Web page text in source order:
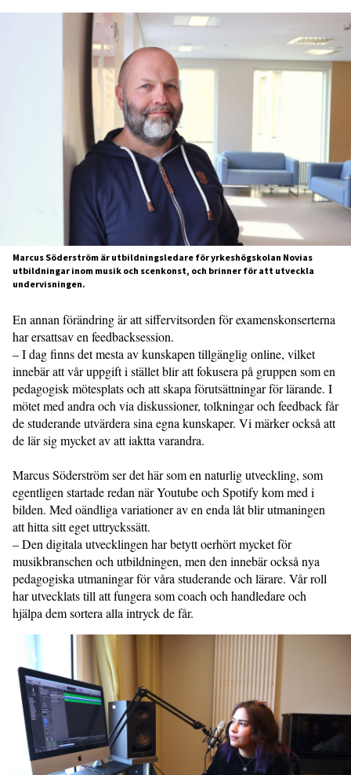
Marcus Söderström är utbildningsledare för yrkeshögskolan Novias
utbildningar inom musik och scenkonst, och brinner för att utveckla
undervisningen.
En annan förändring är att siffervitsorden för examenskonserterna
har ersattsav en feedbacksession.
– I dag finns det mesta av kunskapen tillgänglig online, vilket
innebär att vår uppgift i stället blir att fokusera på gruppen som en
pedagogisk mötesplats och att skapa förutsättningar för lärande. I
mötet med andra och via diskussioner, tolkningar och feedback får
de studerande utvärdera sina egna kunskaper. Vi märker också att
de lär sig mycket av att iaktta varandra.
Marcus Söderström ser det här som en naturlig utveckling, som
egentligen startade redan när Youtube och Spotify kom med i
bilden. Med oändliga variationer av en enda låt blir utmaningen
att hitta sitt eget uttryckssätt.
– Den digitala utvecklingen har betytt oerhört mycket för
musikbranschen och utbildningen, men den innebär också nya
pedagogiska utmaningar för våra studerande och lärare. Vår roll
har utvecklats till att fungera som coach och handledare och
hjälpa dem sortera alla intryck de får.